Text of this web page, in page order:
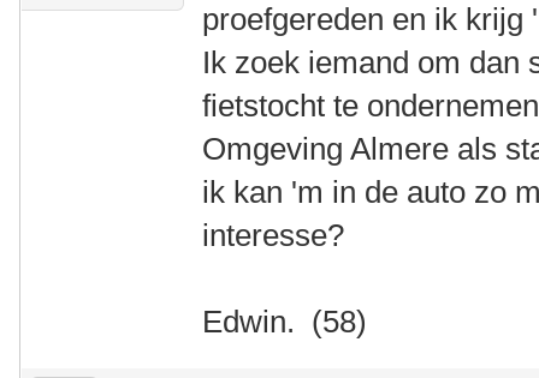
proefgereden en ik krijg
Ik zoek iemand om dan
fietstocht te
Omgeving Almere als
ik kan 'm in de auto zo
interesse?
Edwin. (58)